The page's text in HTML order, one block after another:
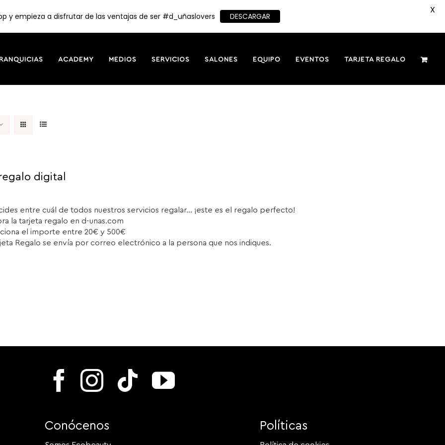
ACADEMY MEDIOS SERVICIOS SALONES EQUIPO EVENTOS TARJETA REGALO
digital
entre cuál de todos nuestros servicios regalar... ¡este es el regalo perfecto!
la tarjeta regalo en d-unas.com
el importe entre 20€ y 500€
Regalo se envía por correo electrónico a la persona que nos indiques.
Conócenos Políticas
y empieza a disfrutar de las ventajas de ser #d_uñaslovers DESCARGAR
X